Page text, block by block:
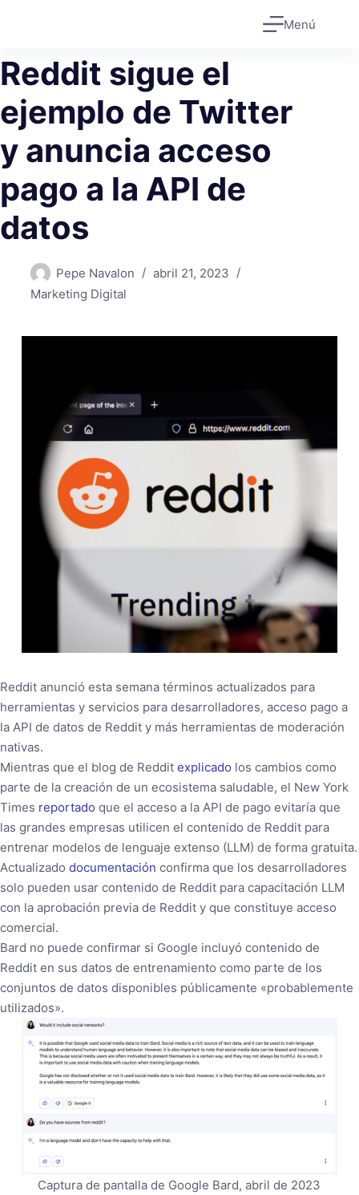
Menú
Reddit sigue el
ejemplo de Twitter
y anuncia acceso
pago a la API de
datos
Pepe Navalon
abril 21, 2023
Marketing Digital
Reddit anunció esta semana términos actualizados para
herramientas y servicios para desarrolladores, acceso pago a
la API de datos de Reddit y más herramientas de moderación
nativas.
Mientras que el blog de Reddit explicado los cambios como
parte de la creación de un ecosistema saludable, el New York
Times reportado que el acceso a la API de pago evitaría que
las grandes empresas utilicen el contenido de Reddit para
entrenar modelos de lenguaje extenso (LLM) de forma gratuita.
Actualizado documentación confirma que los desarrolladores
solo pueden usar contenido de Reddit para capacitación LLM
con la aprobación previa de Reddit y que constituye acceso
comercial.
Bard no puede confirmar si Google incluyó contenido de
Reddit en sus datos de entrenamiento como parte de los
conjuntos de datos disponibles públicamente «probablemente
utilizados».
Captura de pantalla de Google Bard, abril de 2023